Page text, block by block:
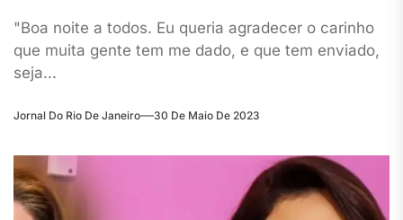
"Boa noite a todos. Eu queria agradecer o carinho
que muita gente tem me dado, e que tem enviado,
seja...
Jornal Do Rio De Janeiro 30 De Maio De 2023